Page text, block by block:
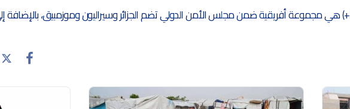
يُذكر أن مجموعة (3+) هي مجموعة أفريقية ضمن مجلس الأمن الدولي تضم الجزائر وسيراليون وموزمبيق، بالإضافة